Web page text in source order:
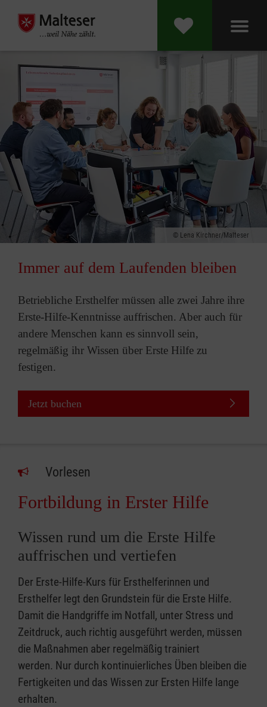
Lena Kirchner/Malteser
Immer auf dem Laufenden bleiben
Betriebliche Ersthelfer müssen alle zwei Jahre ihre
Erste-Hilfe-Kenntnisse auffrischen. Aber auch für
andere Menschen kann es sinnvoll sein,
regelmäßig ihr Wissen über Erste Hilfe zu
festigen.
Jetzt buchen
Vorlesen
Fortbildung in Erster Hilfe
Wissen rund um die Erste Hilfe
auffrischen und vertiefen
Der Erste-Hilfe-Kurs für Ersthelferinnen und
Ersthelfer legt den Grundstein für die Erste Hilfe.
Damit die Handgriffe im Notfall, unter Stress und
Zeitdruck, auch richtig ausgeführt werden, müssen
die Maßnahmen aber regelmäßig trainiert
werden. Nur durch kontinuierliches Üben bleiben die
Fertigkeiten und das Wissen zur Ersten Hilfe lange
erhalten.